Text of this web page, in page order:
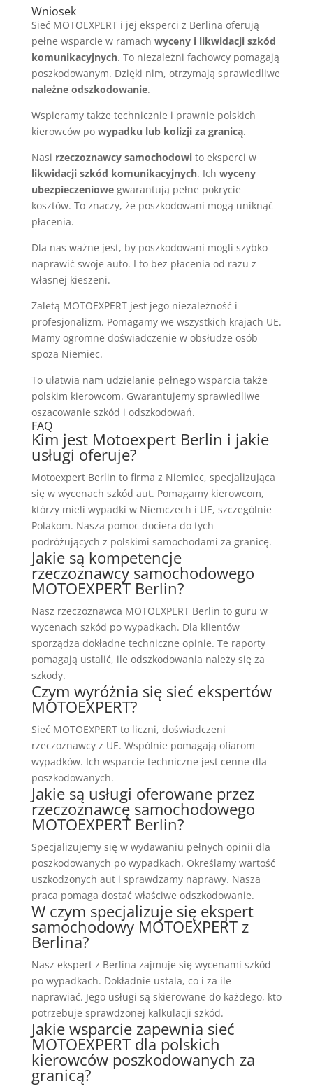
Wniosek
Sieć MOTOEXPERT i jej eksperci z Berlina oferują
pełne wsparcie w ramach wyceny i likwidacji szkód
komunikacyjnych. To niezależni fachowcy pomagają
poszkodowanym. Dzięki nim, otrzymają sprawiedliwe
należne odszkodowanie.
Wspieramy także technicznie i prawnie polskich
kierowców po wypadku lub kolizji za granicą.
Nasi rzeczoznawcy samochodowito eksperci w
likwidacji szkód komunikacyjnych. Ich wyceny
ubezpieczeniowegwarantują pełne pokrycie
kosztów. To znaczy, że poszkodowani mogą uniknąć
płacenia.
Dla nas ważne jest, by poszkodowani mogli szybko
naprawić swoje auto. I to bez płacenia od razu z
własnej kieszeni.
Zaletą MOTOEXPERT jest jego niezależność i
profesjonalizm. Pomagamy we wszystkich krajach UE.
Mamy ogromne doświadczenie w obsłudze osób
spoza Niemiec.
To ułatwia nam udzielanie pełnego wsparcia także
polskim kierowcom. Gwarantujemy sprawiedliwe
oszacowanie szkód i odszkodowań.
FAQ
Kim jest Motoexpert Berlin i jakie
usługi oferuje?
Motoexpert Berlin to firma z Niemiec, specjalizująca
się w wycenach szkód aut. Pomagamy kierowcom,
którzy mieli wypadki w Niemczech i UE, szczególnie
Polakom. Nasza pomoc dociera do tych
podróżujących z polskimi samochodami za granicę.
Jakie są kompetencje
rzeczoznawcy samochodowego
MOTOEXPERT Berlin?
Nasz rzeczoznawca MOTOEXPERT Berlin to guru w
wycenach szkód po wypadkach. Dla klientów
sporządza dokładne techniczne opinie. Te raporty
pomagają ustalić, ile odszkodowania należy się za
szkody.
Czym wyróżnia się sieć ekspertów
MOTOEXPERT?
Sieć MOTOEXPERT to liczni, doświadczeni
rzeczoznawcy z UE. Wspólnie pomagają ofiarom
wypadków. Ich wsparcie techniczne jest cenne dla
poszkodowanych.
Jakie są usługi oferowane przez
rzeczoznawcę samochodowego
MOTOEXPERT Berlin?
Specjalizujemy się w wydawaniu pełnych opinii dla
poszkodowanych po wypadkach. Określamy wartość
uszkodzonych aut i sprawdzamy naprawy. Nasza
praca pomaga dostać właściwe odszkodowanie.
W czym specjalizuje się ekspert
samochodowy MOTOEXPERT z
Berlina?
Nasz ekspert z Berlina zajmuje się wycenami szkód
po wypadkach. Dokładnie ustala, co i za ile
naprawiać. Jego usługi są skierowane do każdego, kto
potrzebuje sprawdzonej kalkulacji szkód.
Jakie wsparcie zapewnia sieć
MOTOEXPERT dla polskich
kierowców poszkodowanych za
granicą?